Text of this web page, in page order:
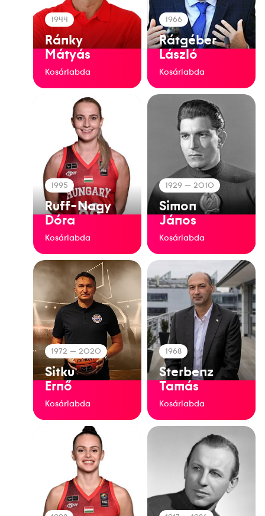
1944
Ránky
Mátyás
Kosárlabda
1966
Rátgéber
László
Kosárlabda
1995
Ruff-Nagy
Dóra
Kosárlabda
1929 — 2010
Simon
János
Kosárlabda
1972 — 2020
Sitku
Ernő
Kosárlabda
1968
Sterbenz
Tamás
Kosárlabda